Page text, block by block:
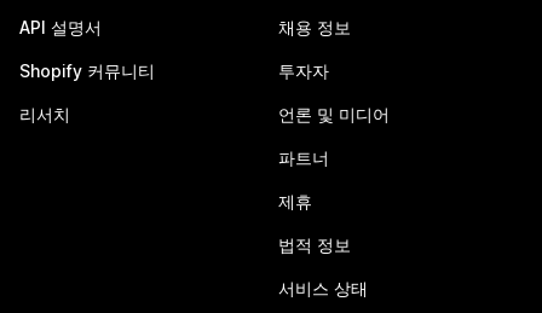
API 설명서
Shopify 커뮤니티
리서치
채용 정보
투자자
언론 및 미디어
파트너
제휴
법적 정보
서비스 상태